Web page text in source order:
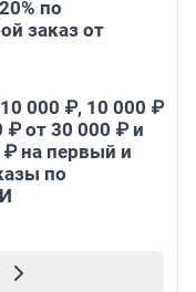
по
заказ от
000 ₽, 10 000 ₽
₽ от 30 000 ₽ и
на первый и
по